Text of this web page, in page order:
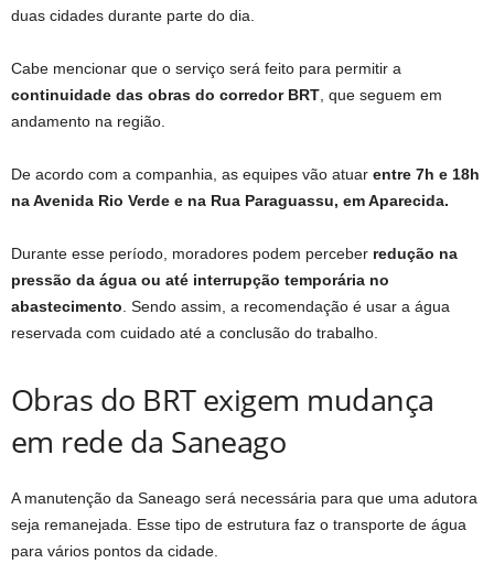
duas cidades durante parte do dia.
Cabe mencionar que o serviço será feito para permitir a
continuidade das obras do corredor BRT, que seguem em
andamento na região.
De acordo com a companhia, as equipes vão atuar entre 7h e 18h
na Avenida Rio Verde e na Rua Paraguassu, em Aparecida.
Durante esse período, moradores podem perceber redução na
pressão da água ou até interrupção temporária no
abastecimento. Sendo assim, a recomendação é usar a água
reservada com cuidado até a conclusão do trabalho.
Obras do BRT exigem mudança
em rede da Saneago
A manutenção da Saneago será necessária para que uma adutora
seja remanejada. Esse tipo de estrutura faz o transporte de água
para vários pontos da cidade.